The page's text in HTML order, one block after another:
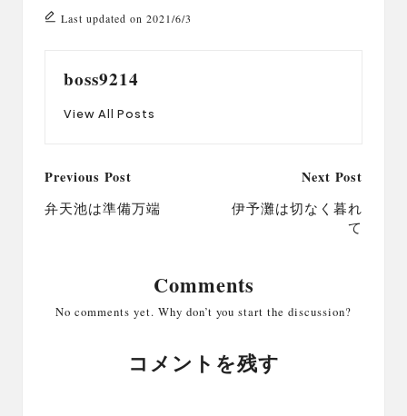
Last updated on 2021/6/3
boss9214
View All Posts
Post
navigation
Previous Post
弁天池は準備万端
Next Post
伊予灘は切なく暮れ
て
Comments
No comments yet. Why don’t you start the discussion?
コメントを残す